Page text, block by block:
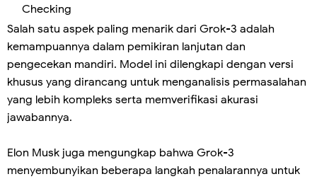
Checking
Salah satu aspek paling menarik dari Grok-3 adalah
kemampuannya dalam pemikiran lanjutan dan
pengecekan mandiri. Model ini dilengkapi dengan versi
khusus yang dirancang untuk menganalisis permasalahan
yang lebih kompleks serta memverifikasi akurasi
jawabannya.
Elon Musk juga mengungkap bahwa Grok-3
menyembunyikan beberapa langkah penalarannya untuk